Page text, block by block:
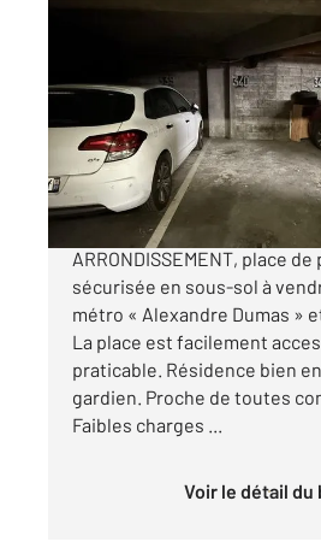
Ref : 15210
Parking à vendre
11 900 €
RUE DES ORTEAUX - PARIS
ARRONDISSEMENT, place de
sécurisée en sous-sol à
métro « Alexandre Dumas »
La place est facilement
praticable. Résidence bien
gardien. Proche de toutes
Faibles charges ...
Voir le détail du